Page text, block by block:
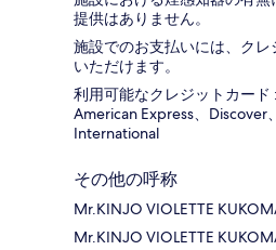
提供はありません。
施設でのお支払いには、ク
いただけます。
利用可能なクレジットカード
American Express、Discover
International
その他の呼称
Mr.KINJO VIOLETTE
Mr.KINJO VIOLETTE